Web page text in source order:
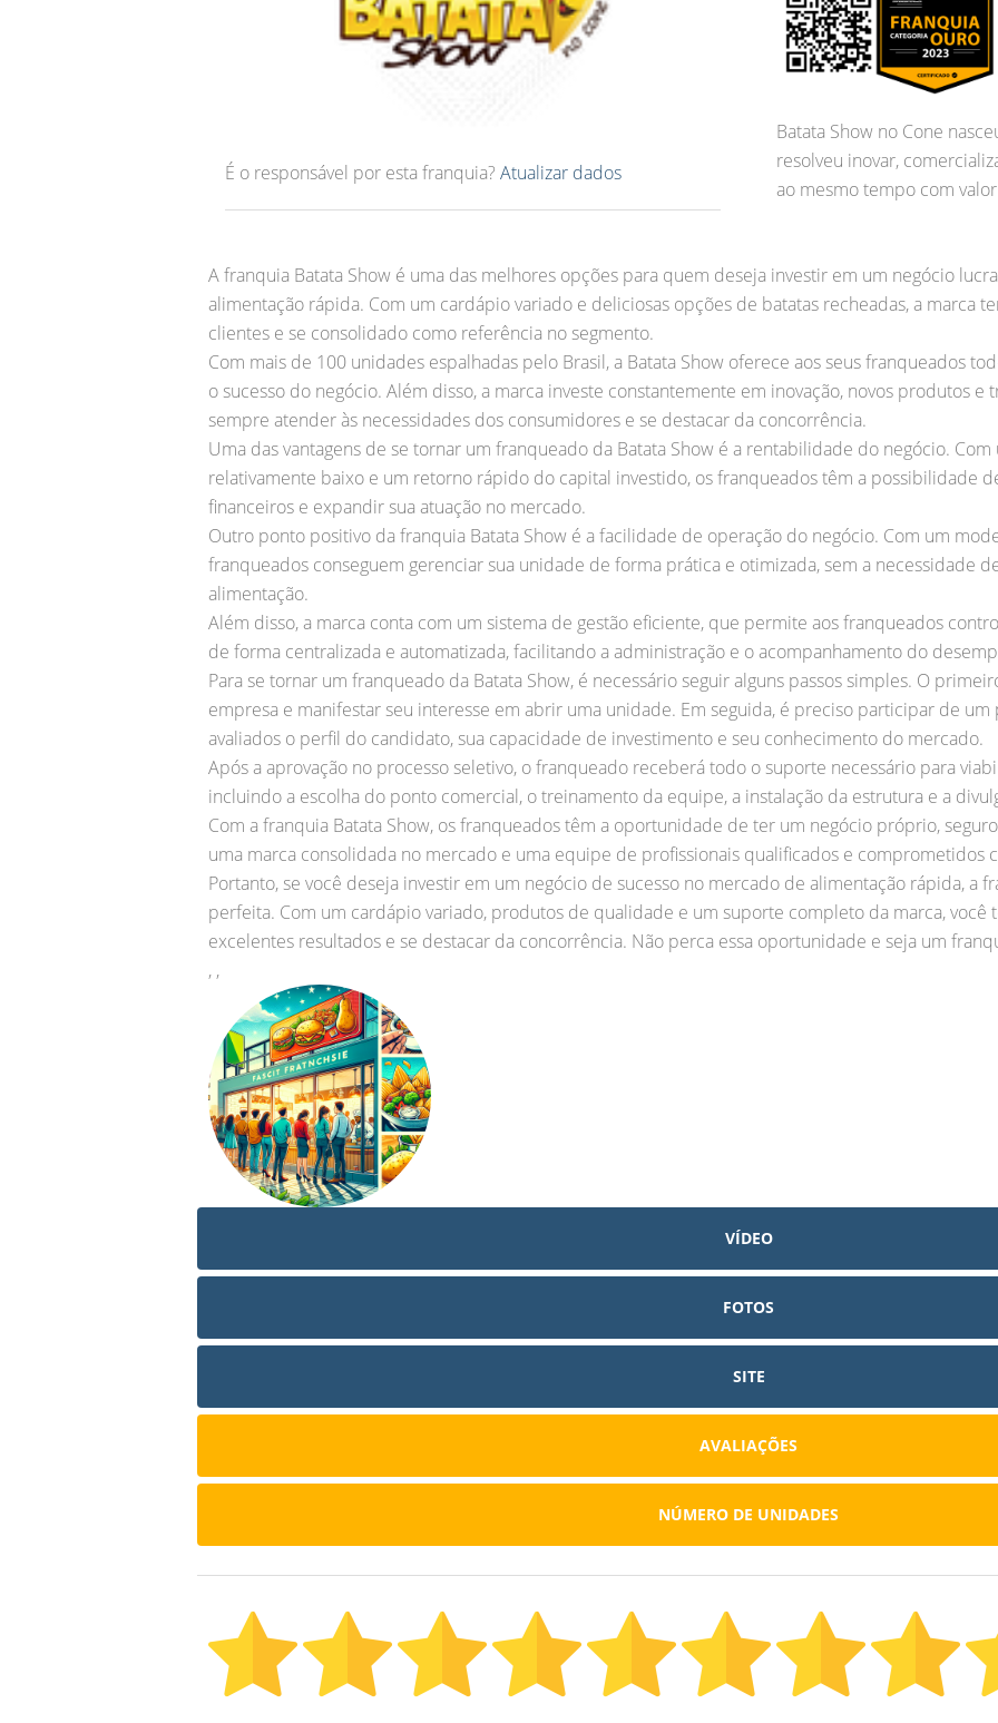
É o responsável por esta franquia? Atualizar dados
Batata Show no Cone
resolveu inovar,
ao mesmo tempo com
A franquia Batata Show é uma das melhores opções para quem deseja investir em um negócio
alimentação rápida. Com um cardápio variado e deliciosas opções de batatas recheadas, a marca
clientes e se consolidado como referência no segmento.
Com mais de 100 unidades espalhadas pelo Brasil, a Batata Show oferece aos seus franqueados
o sucesso do negócio. Além disso, a marca investe constantemente em inovação, novos produtos
sempre atender às necessidades dos consumidores e se destacar da concorrência.
Uma das vantagens de se tornar um franqueado da Batata Show é a rentabilidade do negócio.
relativamente baixo e um retorno rápido do capital investido, os franqueados têm a possibilidade
financeiros e expandir sua atuação no mercado.
Outro ponto positivo da franquia Batata Show é a facilidade de operação do negócio. Com um
franqueados conseguem gerenciar sua unidade de forma prática e otimizada, sem a necessidade
alimentação.
Além disso, a marca conta com um sistema de gestão eficiente, que permite aos franqueados
de forma centralizada e automatizada, facilitando a administração e o acompanhamento do
Para se tornar um franqueado da Batata Show, é necessário seguir alguns passos simples. O
empresa e manifestar seu interesse em abrir uma unidade. Em seguida, é preciso participar de um
avaliados o perfil do candidato, sua capacidade de investimento e seu conhecimento do mercado.
Após a aprovação no processo seletivo, o franqueado receberá todo o suporte necessário para
incluindo a escolha do ponto comercial, o treinamento da equipe, a instalação da estrutura e a
Com a franquia Batata Show, os franqueados têm a oportunidade de ter um negócio próprio,
uma marca consolidada no mercado e uma equipe de profissionais qualificados e comprometidos
Portanto, se você deseja investir em um negócio de sucesso no mercado de alimentação rápida, a
perfeita. Com um cardápio variado, produtos de qualidade e um suporte completo da marca, você
excelentes resultados e se destacar da concorrência. Não perca essa oportunidade e seja um
, ,
VÍDEO
FOTOS
SITE
AVALIAÇÕES
NÚMERO DE UNIDADES